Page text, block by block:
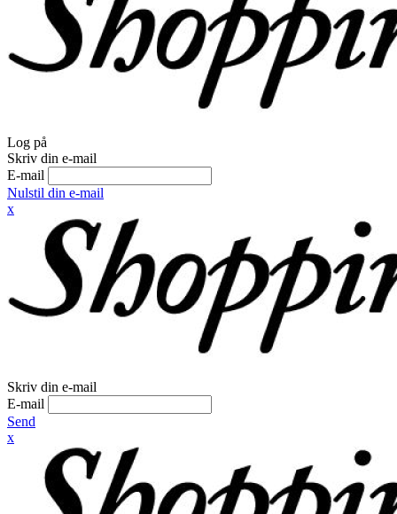
Log på
Skriv din e-mail
E-mail
Nulstil din e-mail
x
Skriv din e-mail
E-mail
Send
x